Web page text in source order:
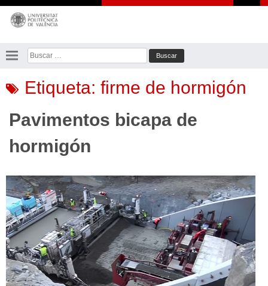
Saltar
contenido
Buscar:
Etiqueta: firme de hormigón
Pavimentos bicapa de
hormigón